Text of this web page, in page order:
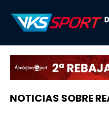
NOTICIAS SOBRE